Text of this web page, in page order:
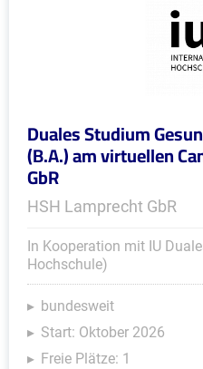
Duales Studium
(B.A.) am virtuellen
GbR
HSH Lamprecht GbR
In Kooperation mit IU
Hochschule)
bundesweit
Start: Oktober 2026
Freie Plätze: 1